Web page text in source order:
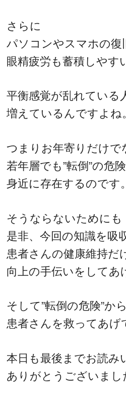
さらに
パソコンやスマホの復
眼精疲労も蓄積しやす
平衡感覚が乱れている
増えているんですよね
つまりお年寄りだけで
若年層でも”転倒”の危
身近に存在するのです。
そうならないためにも
是非、今回の知識を吸
患者さんの健康維持だ
向上の手伝いをしてあ
そして”転倒の危険”から
患者さんを救ってあげ
本日も最後までお読み
ありがとうございまし